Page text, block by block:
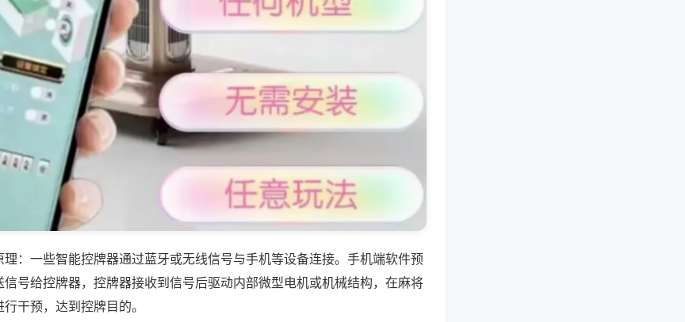
：一些智能控牌器通过蓝牙或无线信号与手机等设备连接。手机端软件预
号给控牌器，控牌器接收到信号后驱动内部微型电机或机械结构，在麻将
干预，达到控牌目的。